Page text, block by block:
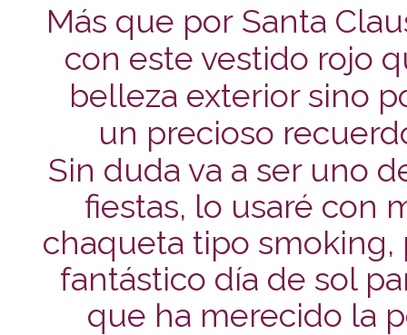
Más que por Santa
con este vestido rojo
belleza exterior sino
un precioso
Sin duda va a ser uno
fiestas, lo usaré con
chaqueta tipo
fantástico día de sol
que ha merecido la